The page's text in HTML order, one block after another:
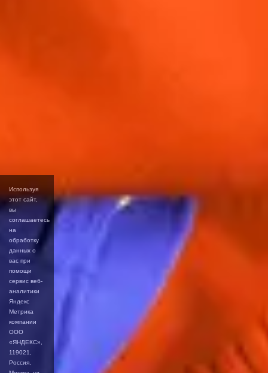
Используя
этот сайт,
вы
соглашаетесь
на
обработку
данных о
вас при
помощи
сервис веб-
аналитики
Яндекс
Метрика
компании
ООО
«ЯНДЕКС»,
119021,
Россия,